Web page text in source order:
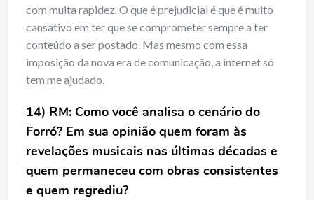
com muita rapidez. O que é prejudicial é que é muito
cansativo em ter que se comprometer sempre a ter
conteúdo a ser postado. Mas mesmo com essa
imposição da nova era de comunicação, a internet só
tem me ajudado.
14) RM: Como você analisa o cenário do
Forró? Em sua opinião quem foram às
revelações musicais nas últimas décadas e
quem permaneceu com obras consistentes
e quem regrediu?